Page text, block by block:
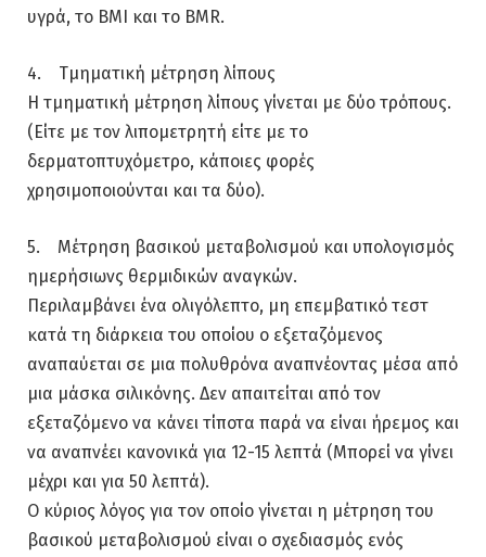
υγρά, το BMI και το BMR.
4. Τμηματική μέτρηση λίπους
Η τμηματική μέτρηση λίπους γίνεται με δύο τρόπους.
(Είτε με τον λιπομετρητή είτε με το
δερματοπτυχόμετρο, κάποιες φορές
χρησιμοποιούνται και τα δύο).
5. Μέτρηση βασικού μεταβολισμού και υπολογισμός
ημερήσιωνς θερμιδικών αναγκών.
Περιλαμβάνει ένα ολιγόλεπτο, μη επεμβατικό τεστ
κατά τη διάρκεια του οποίου ο εξεταζόμενος
αναπαύεται σε μια πολυθρόνα αναπνέοντας μέσα από
μια μάσκα σιλικόνης. Δεν απαιτείται από τον
εξεταζόμενο να κάνει τίποτα παρά να είναι ήρεμος και
να αναπνέει κανονικά για 12-15 λεπτά (Μπορεί να γίνει
μέχρι και για 50 λεπτά).
Ο κύριος λόγος για τον οποίο γίνεται η μέτρηση του
βασικού μεταβολισμού είναι ο σχεδιασμός ενός